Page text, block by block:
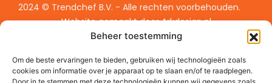
Beheer toestemming
Om de beste ervaringen te bieden, gebruiken wij technologieën zoals
cookies om informatie over je apparaat op te slaan en/of te raadplegen.
2024 © Trendchef B.V. - Alle rechten voorbehouden.
Website gemaakt doorArkdesign.nl